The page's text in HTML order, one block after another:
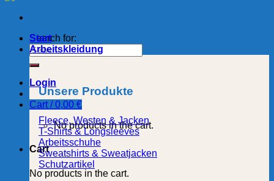
Search for:
Login
Cart /0,00 €
No products in the cart.
Cart
No products in the cart.
Start
Arbeitskleidung
Unsere Produkte
Fleece, Westen & Jacken
T-Shirts & Longsleeves
Arbeitsschuhe
Sweatshirts & Sweatjacken
Schutzartikel